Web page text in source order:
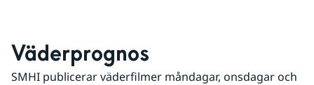
Väderprognos
SMHI publicerar väderfilmer måndagar, onsdagar och